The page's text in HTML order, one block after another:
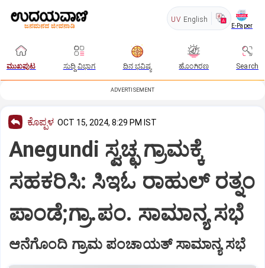
UV English
E-Paper
ಮುಖಪುಟ ಸುದ್ದಿ ವಿಭಾಗ ದಿನ ಭವಿಷ್ಯ ಹೊಂಗಿರಣ Search
ADVERTISEMENT
ಕೊಪ್ಪಳ OCT 15, 2024, 8:29 PM IST
Anegundi ಸ್ವಚ್ಛ ಗ್ರಾಮಕ್ಕೆ
ಸಹಕರಿಸಿ: ಸಿಇಓ ರಾಹುಲ್ ರತ್ನಂ
ಪಾಂಡೆ;ಗ್ರಾ.ಪಂ. ಸಾಮಾನ್ಯ ಸಭೆ
ಆನೆಗೊಂದಿ ಗ್ರಾಮ ಪಂಚಾಯತ್ ಸಾಮಾನ್ಯ ಸಭೆ